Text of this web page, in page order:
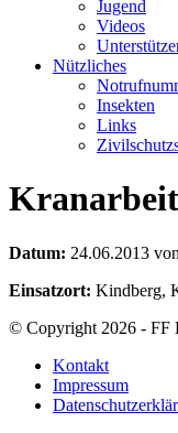
Jugend
Videos
Nützliches
Insekten
Links
Datum: 24.06.2013
Einsatzort: Kindberg,
© Copyright 2026 - FF
Kontakt
Impressum